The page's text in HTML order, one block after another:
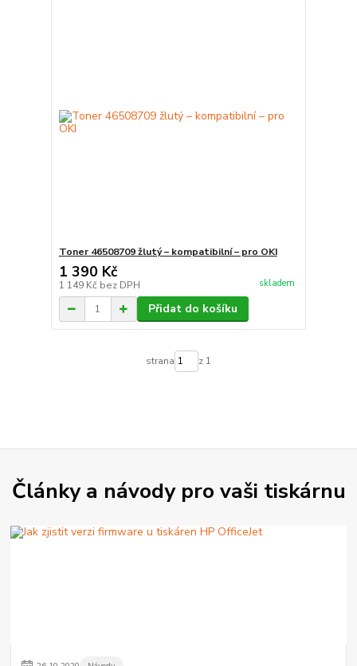
Toner 46508709 žlutý – kompatibilní – pro OKI
1 390 Kč
1 149 Kč bez DPH skladem
Přidat do košíku
strana z 1
Články a návody pro vaši tiskárnu